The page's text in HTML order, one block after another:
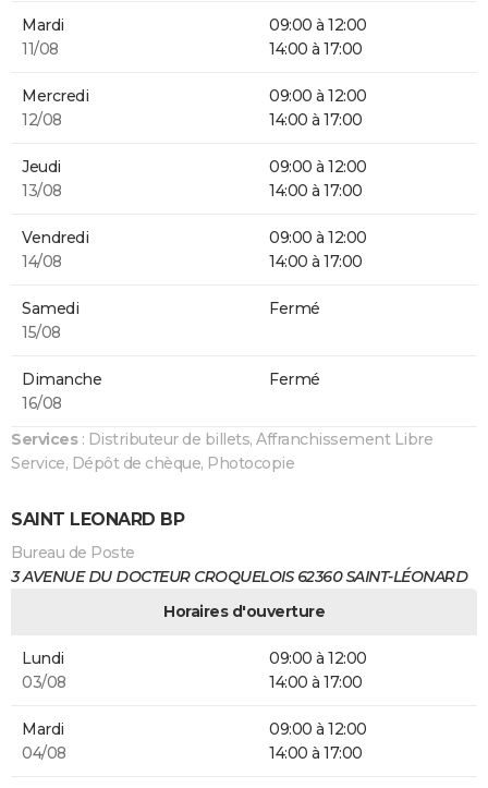
Mardi
11/08
09:00 à 12:00
14:00 à 17:00
Mercredi
12/08
09:00 à 12:00
14:00 à 17:00
Jeudi
13/08
09:00 à 12:00
14:00 à 17:00
Vendredi
14/08
09:00 à 12:00
14:00 à 17:00
Samedi
15/08
Fermé
Dimanche
16/08
Fermé
Services: Distributeur de billets, Affranchissement Libre
Service, Dépôt de chèque, Photocopie
SAINT LEONARD BP
Bureau de Poste
3 AVENUE DU DOCTEUR CROQUELOIS 62360 SAINT-LÉONARD
Horaires d'ouverture
Lundi
03/08
09:00 à 12:00
14:00 à 17:00
Mardi
04/08
09:00 à 12:00
14:00 à 17:00